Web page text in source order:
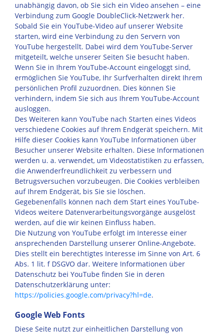
unabhängig davon, ob Sie sich ein Video ansehen – eine
Verbindung zum Google DoubleClick-Netzwerk her.
Sobald Sie ein YouTube-Video auf unserer Website
starten, wird eine Verbindung zu den Servern von
YouTube hergestellt. Dabei wird dem YouTube-Server
mitgeteilt, welche unserer Seiten Sie besucht haben.
Wenn Sie in Ihrem YouTube-Account eingeloggt sind,
ermöglichen Sie YouTube, Ihr Surfverhalten direkt Ihrem
persönlichen Profil zuzuordnen. Dies können Sie
verhindern, indem Sie sich aus Ihrem YouTube-Account
ausloggen.
Des Weiteren kann YouTube nach Starten eines Videos
verschiedene Cookies auf Ihrem Endgerät speichern. Mit
Hilfe dieser Cookies kann YouTube Informationen über
Besucher unserer Website erhalten. Diese Informationen
werden u. a. verwendet, um Videostatistiken zu erfassen,
die Anwenderfreundlichkeit zu verbessern und
Betrugsversuchen vorzubeugen. Die Cookies verbleiben
auf Ihrem Endgerät, bis Sie sie löschen.
Gegebenenfalls können nach dem Start eines YouTube-
Videos weitere Datenverarbeitungsvorgänge ausgelöst
werden, auf die wir keinen Einfluss haben.
Die Nutzung von YouTube erfolgt im Interesse einer
ansprechenden Darstellung unserer Online-Angebote.
Dies stellt ein berechtigtes Interesse im Sinne von Art. 6
Abs. 1 lit. f DSGVO dar. Weitere Informationen über
Datenschutz bei YouTube finden Sie in deren
Datenschutzerklärung unter:
https://policies.google.com/privacy?hl=de.
Google Web Fonts
Diese Seite nutzt zur einheitlichen Darstellung von